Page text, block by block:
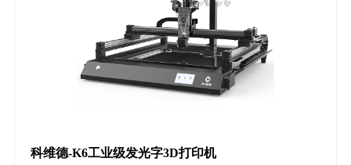
科维德-K6工业级发光字3D打印机